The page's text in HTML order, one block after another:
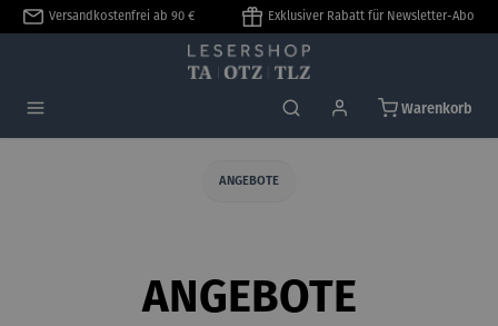
springen
Versandkostenfrei ab 90 € Exklusiver Rabatt für Newsletter-Abo
Warenkorb
ANGEBOTE
ANGEBOTE